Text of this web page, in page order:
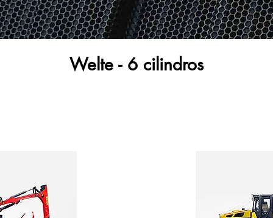
Welte - 6 cilindros